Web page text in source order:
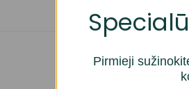
Pirmieji